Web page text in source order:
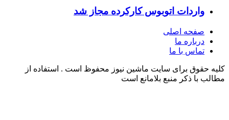
اتوبوس‌ کارکرده مجاز شد
اصلی
ما
با ما
برای سایت ماشین نیوز محفوظ است . استفاده از
ذکر منبع بلامانع است